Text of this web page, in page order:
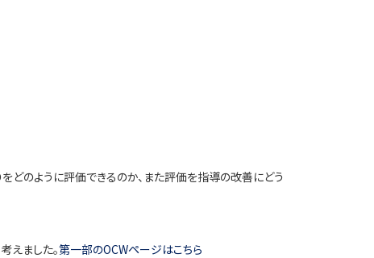
どのように評価できるのか、また評価を指導の改善にどう
えました。第一部のOCWページはこちら